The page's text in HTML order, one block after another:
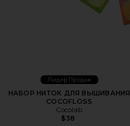
Лидер Продаж
НАБОР НИТОК ДЛЯ ВЫШИВАНИЯ
COCOFLOSS
Cocolab
$38